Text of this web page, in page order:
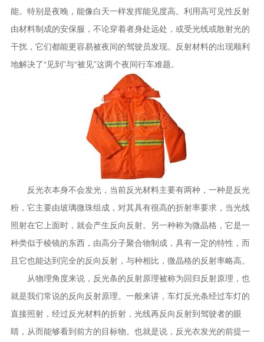
能。特别是夜晚，能像白天一样发挥能见度高。利用高可见性反射
由材料制成的安保服，不论穿着者身处远处，或受光线或散射光的
干扰，它们都能更容易被夜间的驾驶员发现。反射材料的出现顺利
地解决了“见到”与“被见”这两个夜间行车难题。
反光衣本身不会发光，当前反光材料主要有两种，一种是反光
粉，它主要由玻璃微珠组成，对其具有很高的折射率要求，当光线
照射在它上面时，就会产生反向反射。另一种称为微晶格，它是一
种类似于棱镜的东西，由高分子聚合物制成，具有一定的特性，而
且它也能达到完全的反向反射，与种相比，微晶格的反射率略高。
从物理角度来说，反光条的反射原理被称为回归反射原理，也
就是我们常说的反向反射原理。一般来讲，车灯反光条经过车灯的
直接照射，经过反光材料的折射，光线再反向反射到驾驶者的眼
睛，从而能够看到前方的目标物。也就是说，反光衣发光的前提一